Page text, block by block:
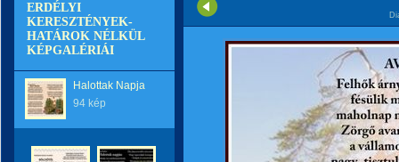
ERDÉLYI
KERESZTÉNYEK-
HATÁROK NÉLKÜL
KÉPGALÉRIÁI
Halottak Napja
94 kép